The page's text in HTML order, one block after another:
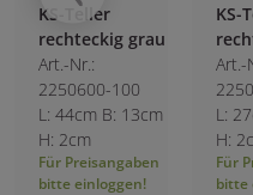
KS-Teller
rechteckig grau
Art.-Nr.:
2250700-100
L: 27cm B: 12cm
H: 2cm
Für Preisangaben
bitte einloggen!
Art.-
L:
H:
Für
bitte